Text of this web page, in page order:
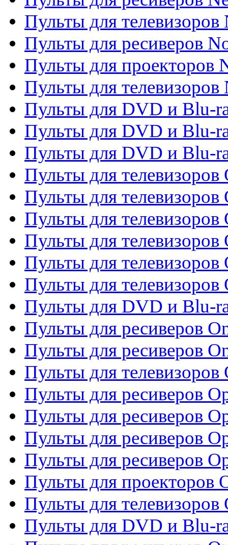
Пульты для телевизоров
Пульты для ресиверов
Пульты для проекторов
Пульты для телевизоров
Пульты для DVD и Blu-
Пульты для DVD и Blu-
Пульты для DVD и Blu-
Пульты для телевизоров
Пульты для телевизоров
Пульты для телевизоров
Пульты для телевизоров
Пульты для телевизоров
Пульты для телевизоров
Пульты для DVD и Blu-
Пульты для ресиверов
Пульты для ресиверов
Пульты для телевизоров
Пульты для ресиверов
Пульты для ресиверов
Пульты для ресиверов
Пульты для ресиверов
Пульты для проекторов
Пульты для телевизоров
Пульты для DVD и Blu-